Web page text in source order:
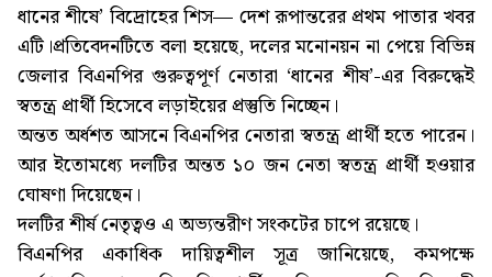
ধানের শীষে’ বিদ্রোহের শিস— দেশ রূপান্তরের প্রথম পাতার খবর
এটি।প্রতিবেদনটিতে বলা হয়েছে, দলের মনোনয়ন না পেয়ে বিভিন্ন
জেলার বিএনপির গুরুত্বপূর্ণ নেতারা ‘ধানের শীষ’-এর বিরুদ্ধেই
স্বতন্ত্র প্রার্থী হিসেবে লড়াইয়ের প্রস্তুতি নিচ্ছেন।
অন্তত অর্ধশত আসনে বিএনপির নেতারা স্বতন্ত্র প্রার্থী হতে পারেন।
আর ইতোমধ্যে দলটির অন্তত ১০ জন নেতা স্বতন্ত্র প্রার্থী হওয়ার
ঘোষণা দিয়েছেন।
দলটির শীর্ষ নেতৃত্বও এ অভ্যন্তরীণ সংকটের চাপে রয়েছে।
বিএনপির একাধিক দায়িত্বশীল সূত্র জানিয়েছে, কমপক্ষে